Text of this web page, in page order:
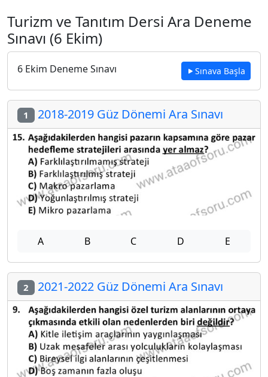
Turizm ve Tanıtım Dersi Ara Deneme
Sınavı (6 Ekim)
6 Ekim Deneme Sınavı Sınava Başla
1 2018-2019 Güz Dönemi Ara Sınavı
A B C D E
2 2021-2022 Güz Dönemi Ara Sınavı